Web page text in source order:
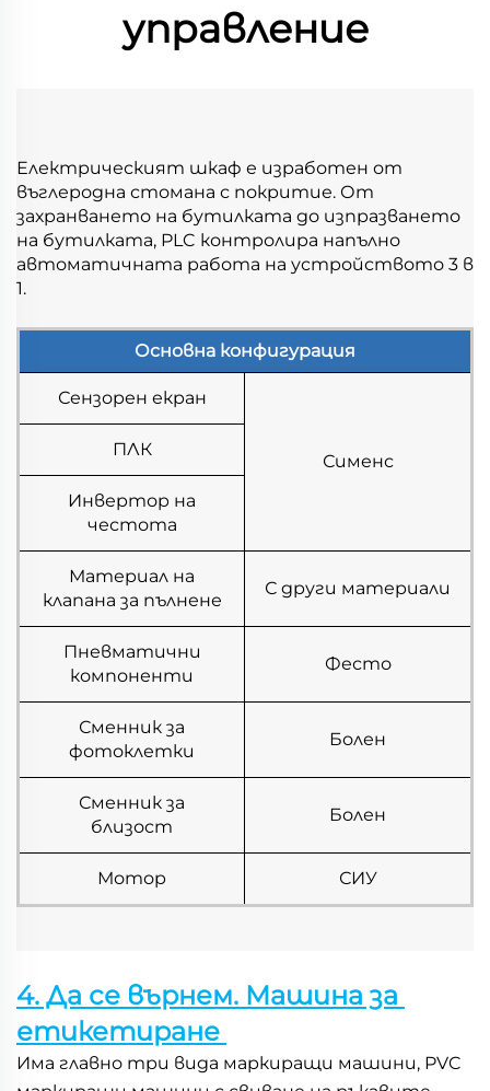
управление
Електрическият шкаф е изработен от
въглеродна стомана с покритие. От
захранването на бутилката до изпразването
на бутилката, PLC контролира напълно
автоматичната работа на устройството 3 в
1.
Основна конфигурация
Сензорен екран
Сименс
ПЛК
Инвертор на
честота
Материал на
клапана за пълнене
С други материали
Пневматични
компоненти
Фесто
Сменник за
фотоклетки
Болен
Сменник за
близост
Болен
Мотор СИУ
4. Да се върнем. Машина за
етикетиране
Има главно три вида маркиращи машини, PVC